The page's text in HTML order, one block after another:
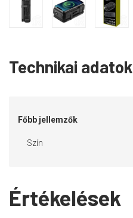
Technikai adatok
Főbb jellemzők
Szín
Értékelések